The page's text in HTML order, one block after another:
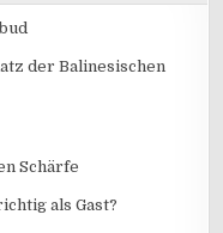
der Balinesischen
Schärfe
als Gast?